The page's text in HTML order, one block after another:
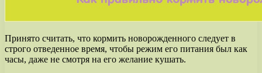
Принято считать, что кормить новорожденного следует в
строго отведенное время, чтобы режим его питания был как
часы, даже не смотря на его желание кушать.